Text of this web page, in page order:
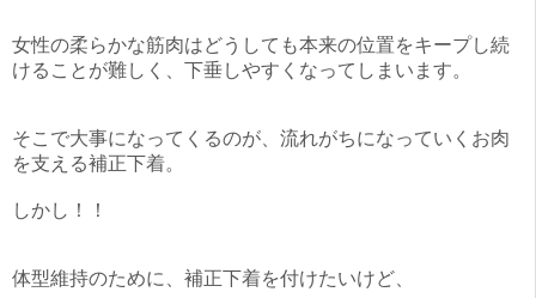
女性の柔らかな筋肉はどうしても本来の位置をキープし続
けることが難しく、下垂しやすくなってしまいます。
そこで大事になってくるのが、流れがちになっていくお肉
を支える補正下着。
しかし！！
体型維持のために、補正下着を付けたいけど、